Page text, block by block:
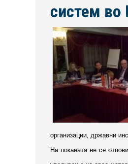
систем во
организации, државни
На поканата не се